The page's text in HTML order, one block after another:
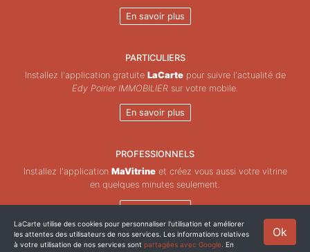
En savoir plus
PARTICULIERS
Installez l'application gratuite LaCartepour suivre l'actualité de
Edy Poirier IMMOBILIER sur votre mobile.
En savoir plus
PROFESSIONNELS
Installez l'application MaVitrineet créez vous aussi votre vitrine
en quelques minutes seulement.
En savoir plus
Copyright © ZeMAP 2026 - Tous droits réservés. Ok
LaCarte utilise des cookies pour personnaliser l'utilisation et améliorer
les attentes des utilisateurs de nos services. Les informations relatives
à votre utilisation de nos services sont partagées avec Google . En